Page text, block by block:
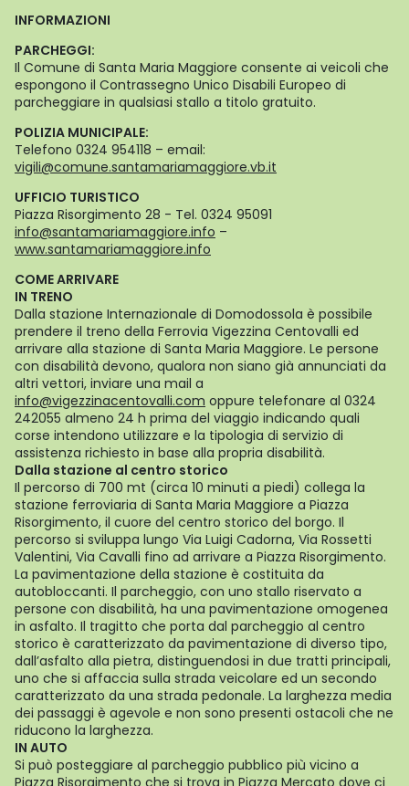
INFORMAZIONI
PARCHEGGI:
Il Comune di Santa Maria Maggiore consente ai veicoli che
espongono il Contrassegno Unico Disabili Europeo di
parcheggiare in qualsiasi stallo a titolo gratuito.
POLIZIA MUNICIPALE:
Telefono 0324 954118 – email:
vigili@comune.santamariamaggiore.vb.it
UFFICIO TURISTICO
Piazza Risorgimento 28 - Tel. 0324 95091
info@santamariamaggiore.info –
www.santamariamaggiore.info
COME ARRIVARE
IN TRENO
Dalla stazione Internazionale di Domodossola è possibile
prendere il treno della Ferrovia Vigezzina Centovalli ed
arrivare alla stazione di Santa Maria Maggiore. Le persone
con disabilità devono, qualora non siano già annunciati da
altri vettori, inviare una mail a
info@vigezzinacentovalli.com oppure telefonare al 0324
242055 almeno 24 h prima del viaggio indicando quali
corse intendono utilizzare e la tipologia di servizio di
assistenza richiesto in base alla propria disabilità.
Dalla stazione al centro storico
Il percorso di 700 mt (circa 10 minuti a piedi) collega la
stazione ferroviaria di Santa Maria Maggiore a Piazza
Risorgimento, il cuore del centro storico del borgo. Il
percorso si sviluppa lungo Via Luigi Cadorna, Via Rossetti
Valentini, Via Cavalli fino ad arrivare a Piazza Risorgimento.
La pavimentazione della stazione è costituita da
autobloccanti. Il parcheggio, con uno stallo riservato a
persone con disabilità, ha una pavimentazione omogenea
in asfalto. Il tragitto che porta dal parcheggio al centro
storico è caratterizzato da pavimentazione di diverso tipo,
dall’asfalto alla pietra, distinguendosi in due tratti principali,
uno che si affaccia sulla strada veicolare ed un secondo
caratterizzato da una strada pedonale. La larghezza media
dei passaggi è agevole e non sono presenti ostacoli che ne
riducono la larghezza.
IN AUTO
Si può posteggiare al parcheggio pubblico più vicino a
Piazza Risorgimento che si trova in Piazza Mercato dove ci